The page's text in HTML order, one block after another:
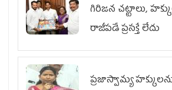
గిరిజన చట్టాలు,
రాజీపడే ప్రసక్తే లేదు
ప్రజాస్వామ్య